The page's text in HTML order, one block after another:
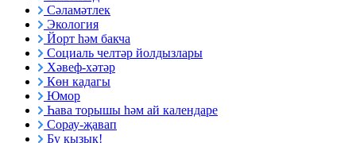
Сәламәтлек
Экология
Йорт һәм бакча
Социаль челтәр йолдызлары
Хәвеф-хәтәр
Көн кадагы
Юмор
Һава торышы һәм ай календаре
Сорау-җавап
Бу кызык!